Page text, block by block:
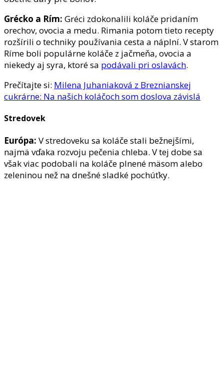
Grécko a Rím: Gréci zdokonalili koláče pridaním
orechov, ovocia a medu. Rimania potom tieto recepty
rozšírili o techniky používania cesta a náplní. V starom
Ríme boli populárne koláče z jačmeňa, ovocia a
niekedy aj syra, ktoré sa podávali pri oslavách.
Prečítajte si: Milena Juhaniaková z Breznianskej
cukrárne: Na našich koláčoch som doslova závislá
Stredovek
Európa: V stredoveku sa koláče stali bežnejšími,
najmä vďaka rozvoju pečenia chleba. V tej dobe sa
však viac podobali na koláče plnené mäsom alebo
zeleninou než na dnešné sladké pochúťky.